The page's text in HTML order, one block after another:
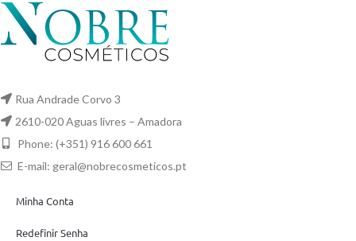
Rua Andrade Corvo 3
2610-020 Aguas livres – Amadora
Phone: (+351) 916 600 661
E-mail: geral@nobrecosmeticos.pt
Minha Conta
Redefinir Senha